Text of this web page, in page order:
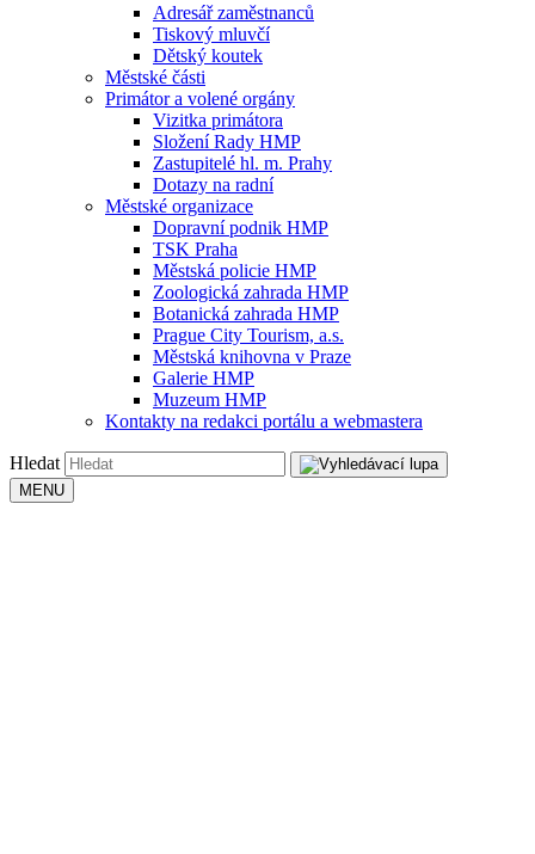
Adresář zaměstnanců
Tiskový mluvčí
Dětský koutek
Městské části
Primátor a volené orgány
Vizitka primátora
Složení Rady HMP
Zastupitelé hl. m. Prahy
Dotazy na radní
Městské organizace
Dopravní podnik HMP
TSK Praha
Městská policie HMP
Zoologická zahrada HMP
Botanická zahrada HMP
Prague City Tourism, a.s.
Městská knihovna v Praze
Galerie HMP
Muzeum HMP
Kontakty na redakci portálu a webmastera
Hledat
MENU